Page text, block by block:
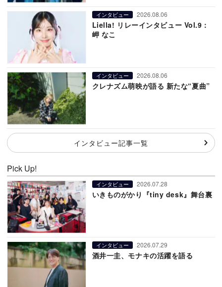
インタビュー 2026.08.06
Liella! リレーインタビュー Vol.9：
岬 なこ
インタビュー 2026.08.06
クレナズム萌映が語る 新たな“夏曲”
インタビュー記事一覧
Pick Up!
インタビュー 2026.07.28
いきものがかり『tiny desk』舞台裏
インタビュー 2026.07.29
酒井一圭、モナキの活躍を語る